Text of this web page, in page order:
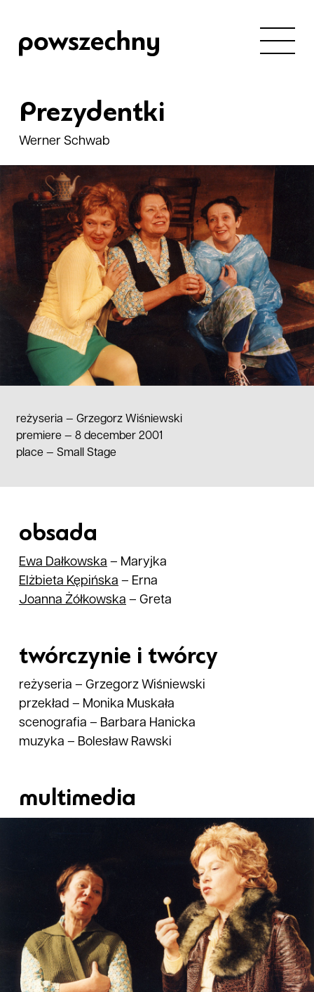
Prezydentki
Werner Schwab
reżyseria — Grzegorz Wiśniewski
premiere — 8 december 2001
place — Small Stage
obsada
Ewa Dałkowska – Maryjka
Elżbieta Kępińska – Erna
Joanna Żółkowska – Greta
twórczynie i twórcy
reżyseria – Grzegorz Wiśniewski
przekład – Monika Muskała
scenografia – Barbara Hanicka
muzyka – Bolesław Rawski
multimedia